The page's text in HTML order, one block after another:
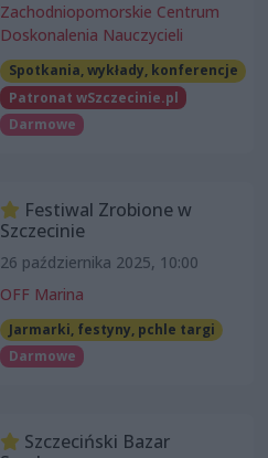
Zachodniopomorskie Centrum
Doskonalenia Nauczycieli
Spotkania, wykłady, konferencje
Patronat wSzczecinie.pl
Darmowe
Festiwal Zrobione w
Szczecinie
26 października 2025, 10:00
OFF Marina
Jarmarki, festyny, pchle targi
Darmowe
Szczeciński Bazar